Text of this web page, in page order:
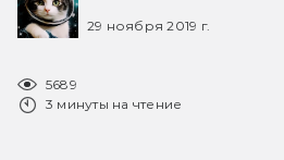
29 ноября 2019 г.
5689
3 минуты на чтение